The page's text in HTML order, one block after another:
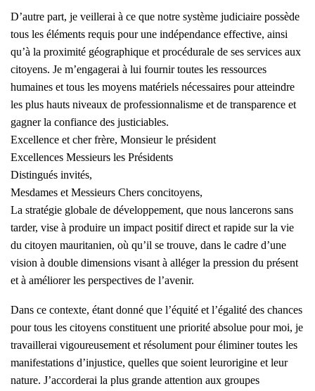
D’autre part, je veillerai à ce que notre système judiciaire possède
tous les éléments requis pour une indépendance effective, ainsi
qu’à la proximité géographique et procédurale de ses services aux
citoyens. Je m’engagerai à lui fournir toutes les ressources
humaines et tous les moyens matériels nécessaires pour atteindre
les plus hauts niveaux de professionnalisme et de transparence et
gagner la confiance des justiciables.
Excellence et cher frère, Monsieur le président
Excellences Messieurs les Présidents
Distingués invités,
Mesdames et Messieurs Chers concitoyens,
La stratégie globale de développement, que nous lancerons sans
tarder, vise à produire un impact positif direct et rapide sur la vie
du citoyen mauritanien, où qu’il se trouve, dans le cadre d’une
vision à double dimensions visant à alléger la pression du présent
et à améliorer les perspectives de l’avenir.
Dans ce contexte, étant donné que l’équité et l’égalité des chances
pour tous les citoyens constituent une priorité absolue pour moi, je
travaillerai vigoureusement et résolument pour éliminer toutes les
manifestations d’injustice, quelles que soient leurorigine et leur
nature. J’accorderai la plus grande attention aux groupes